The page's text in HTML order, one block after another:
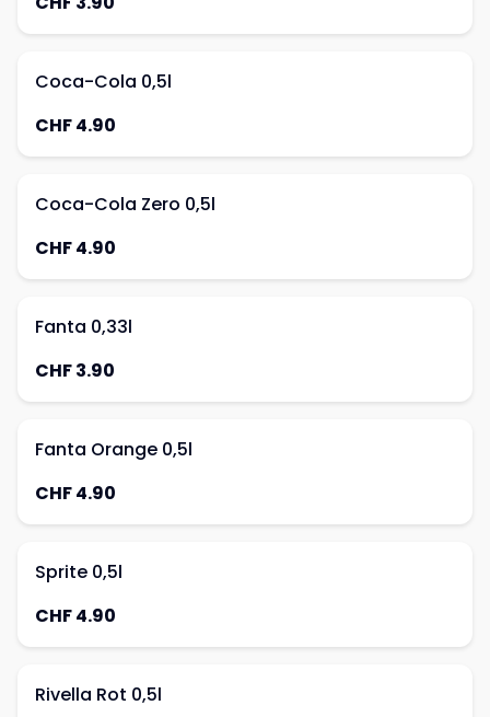
Coca-Cola 0,5l
CHF 4.90
Coca-Cola Zero 0,5l
CHF 4.90
Fanta 0,33l
CHF 3.90
Fanta Orange 0,5l
CHF 4.90
Sprite 0,5l
CHF 4.90
Rivella Rot 0,5l